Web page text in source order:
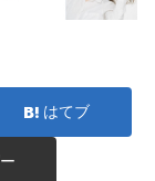
はてブ